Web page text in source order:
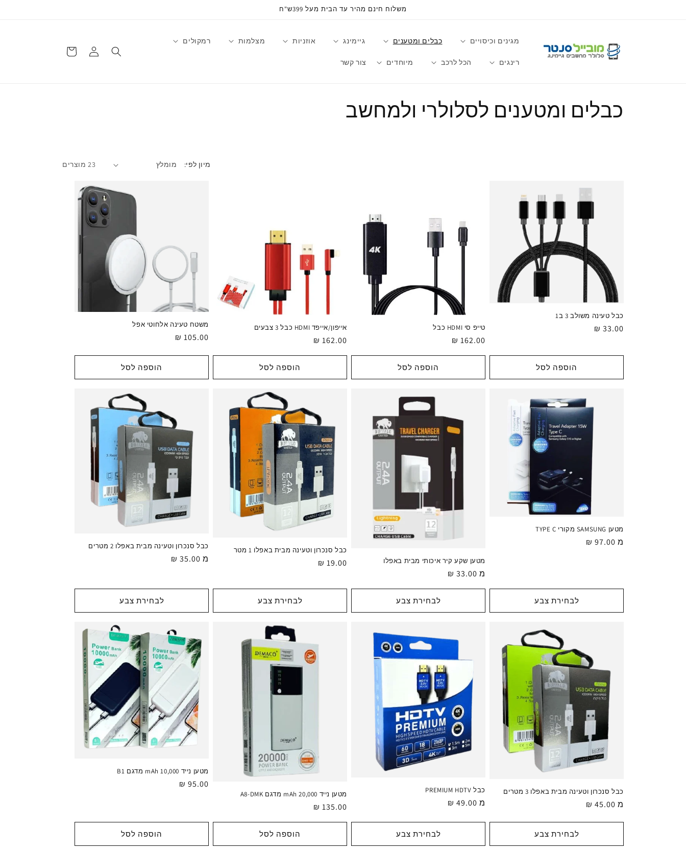
משלוח חינם מהיר עד הבית מעל 399ש"ח
מגינים וכיסויים כבלים ומטענים גיימינג אוזניות מצלמות רמקולים
רינגים הכל לרכב מיוחדים צור קשר
התחברות עגלה
א
כבלים ומטענים לסלולרי ולמחשב
מיון לפי: 23 מוצרים
כבל טעינה משולב 3 ב1
מחיר
33.00 ₪
הוספה לסל
טייפ סי HDMI כבל
מחיר
רגיל
162.00 ₪
הוספה לסל
אייפון/אייפד HDMI כבל 3 צבעים
מחיר
רגיל
162.00 ₪
הוספה לסל
משטח טעינה אלחוטי אפל
מחיר
105.00 ₪
הוספה לסל
מטען SAMSUNG מקורי TYPE C
מחיר
מ 97.00 ₪
לבחירת צבע
מטען שקע קיר איכותי מבית באפלו
מחיר
רגיל
מ 33.00 ₪
לבחירת צבע
כבל סנכרון וטעינה מבית באפלו 1 מטר
מחיר
19.00 ₪
לבחירת צבע
כבל סנכרון וטעינה מבית באפלו 2 מטרים
מחיר
מ 35.00 ₪
לבחירת צבע
כבל סנכרון וטעינה מבית באפלו 3 מטרים
מחיר
מ 45.00 ₪
לבחירת צבע
כבל PREMIUM HDTV
מחיר
מ 49.00 ₪
לבחירת צבע
מטען נייד 20,000 mAh מדגם A8-DMK
מחיר
135.00 ₪
הוספה לסל
מטען נייד 10,000 mAh מדגם B1
מחיר
95.00 ₪
הוספה לסל